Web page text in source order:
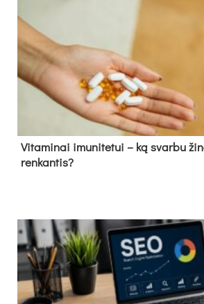
Vitaminai imunitetui – ką svarbu
renkantis?